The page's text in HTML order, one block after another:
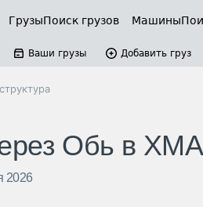
ГрузыПоиск грузов Машины
Ваши грузы Добавить груз
Обь в
2026